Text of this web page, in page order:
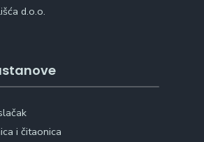
d.o.o.
i čitaonica